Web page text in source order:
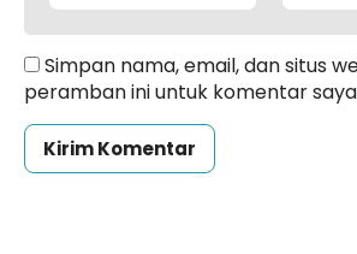
Simpan nama, email, dan situs
peramban ini untuk komentar